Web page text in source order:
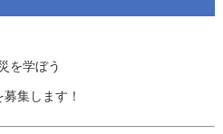
を学ぼう
集します！